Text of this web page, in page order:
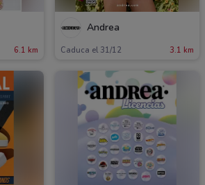
6.1 km
Andrea
Caduca el 31/12 3.1 km